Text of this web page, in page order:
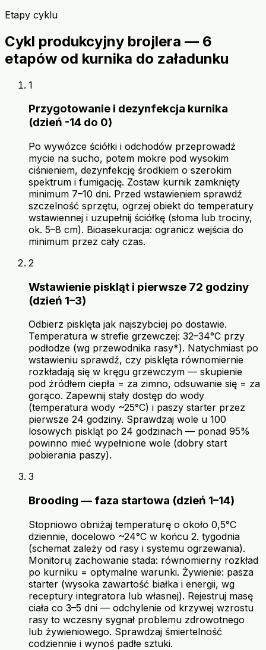
Etapy cyklu
Cykl produkcyjny brojlera — 6
etapów od kurnika do załadunku
1
Przygotowanie i dezynfekcja kurnika
(dzień -14 do 0)
Po wywózce ściółki i odchodów przeprowadź
mycie na sucho, potem mokre pod wysokim
ciśnieniem, dezynfekcję środkiem o szerokim
spektrum i fumigację. Zostaw kurnik zamknięty
minimum 7–10 dni. Przed wstawieniem sprawdź
szczelność sprzętu, ogrzej obiekt do temperatury
wstawiennej i uzupełnij ściółkę (słoma lub trociny,
ok. 5–8 cm). Bioasekuracja: ogranicz wejścia do
minimum przez cały czas.
2
Wstawienie piskląt i pierwsze 72 godziny
(dzień 1–3)
Odbierz pisklęta jak najszybciej po dostawie.
Temperatura w strefie grzewczej: 32–34°C przy
podłodze (wg przewodnika rasy*). Natychmiast po
wstawieniu sprawdź, czy pisklęta równomiernie
rozkładają się w kręgu grzewczym — skupienie
pod źródłem ciepła = za zimno, odsuwanie się = za
gorąco. Zapewnij stały dostęp do wody
(temperatura wody ~25°C) i paszy starter przez
pierwsze 24 godziny. Sprawdzaj wole u 100
losowych piskląt po 24 godzinach — ponad 95%
powinno mieć wypełnione wole (dobry start
pobierania paszy).
3
Brooding — faza startowa (dzień 1–14)
Stopniowo obniżaj temperaturę o około 0,5°C
dziennie, docelowo ~24°C w końcu 2. tygodnia
(schemat zależy od rasy i systemu ogrzewania).
Monitoruj zachowanie stada: równomierny rozkład
po kurniku = optymalne warunki. Żywienie: pasza
starter (wysoka zawartość białka i energii, wg
receptury integratora lub własnej). Rejestruj masę
ciała co 3–5 dni — odchylenie od krzywej wzrostu
rasy to wczesny sygnał problemu zdrowotnego
lub żywieniowego. Sprawdzaj śmiertelność
codziennie i wynoś padłe sztuki.